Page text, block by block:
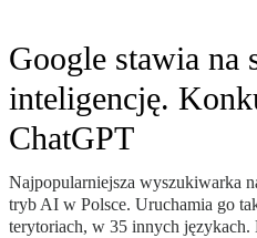
Google stawia na
inteligencję.
ChatGPT
Najpopularniejsza wyszukiwarka
tryb AI w Polsce. Uruchamia go
terytoriach, w 35 innych